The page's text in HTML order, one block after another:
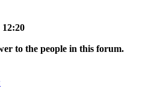
12:20
to the people in this forum.